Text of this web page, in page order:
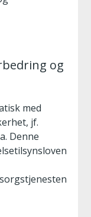
og
med
jf.
Denne